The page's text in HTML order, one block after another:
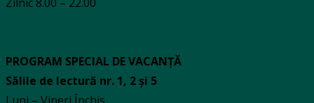
PROGRAM SPECIAL DE VACANȚĂ
Sălile de lectură nr. 1, 2 și 5